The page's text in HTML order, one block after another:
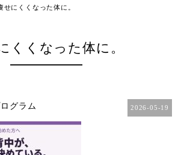
せにくくなった体に。
くくなった体に。
2026-05-19
グラム